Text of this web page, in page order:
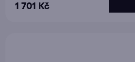
1 701 Kč